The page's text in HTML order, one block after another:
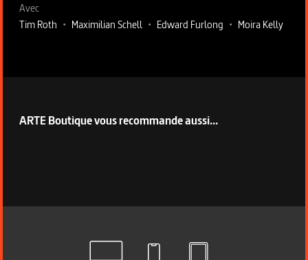
Avec
Tim Roth • Maximilian Schell • Edward Furlong • Moira Kelly
ARTE Boutique vous recommande aussi...